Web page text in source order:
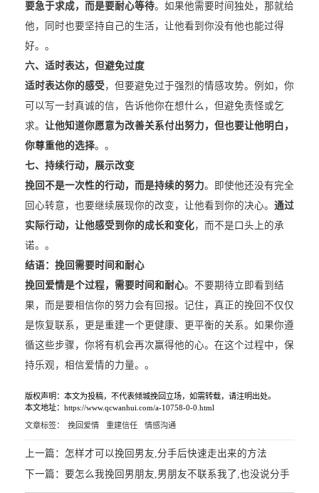
要急于求成，而是要耐心等待。如果他需要时间独处，那就给
他，同时也要坚持自己的生活，让他看到你没有他也能过得
好。。
六、适时表达，但避免过度
适时表达你的感受，但要避免过于强烈的情感攻势。例如，你
可以写一封真诚的信，告诉他你在想什么，但避免责怪或乞
求。 让他知道你愿意为改善关系付出努力，但也要让他明白，
你尊重他的选择。。
七、持续行动，展示改变
挽回不是一次性的行动，而是持续的努力。即使他还没有完全
回心转意，也要继续展现你的改变，让他看到你的决心。 通过
实际行动，让他感受到你的成长和变化，而不是口头上的承
诺。。
结语：挽回需要时间和耐心
挽回爱情是个过程，需要时间和耐心。不要期待立即看到结
果，而是要相信你的努力会有回报。记住，真正的挽回不仅仅
是恢复联系，更是重建一个更健康、更平衡的关系。如果你遵
循这些步骤，你将有机会再次赢得他的心。在这个过程中，保
持乐观，相信爱情的力量。。
版权声明：本文为投稿，不代表倾城挽回立场，如需转载，请注明出处。
本文地址：https://www.qcwanhui.com/a-10758-0-0.html
文章标签： 挽回爱情 重建信任 情感沟通
上一篇： 怎样才可以挽回男友,分手后快速走出来的方法
下一篇： 要怎么我挽回男朋友,男朋友不联系我了,也没说分手